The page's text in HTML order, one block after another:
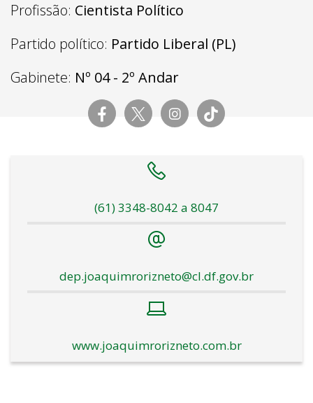
Profissão: Cientista Político
Partido político: Partido Liberal (PL)
Gabinete: Nº 04 - 2º Andar
(61) 3348-8042 a 8047
dep.joaquimrorizneto@cl.df.gov.br
www.joaquimrorizneto.com.br